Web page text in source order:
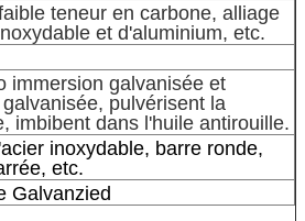
teneur en carbone, alliage
et d'aluminium, etc.
immersion galvanisée et
pulvérisent la
imbibent dans l'huile antirouille.
inoxydable, barre ronde,
etc.
Galvanzied